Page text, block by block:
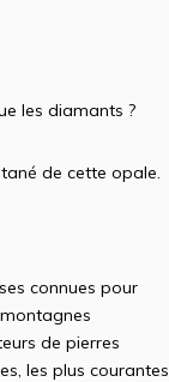
les diamants ?
de cette opale.
connues pour
de pierres
les plus courantes